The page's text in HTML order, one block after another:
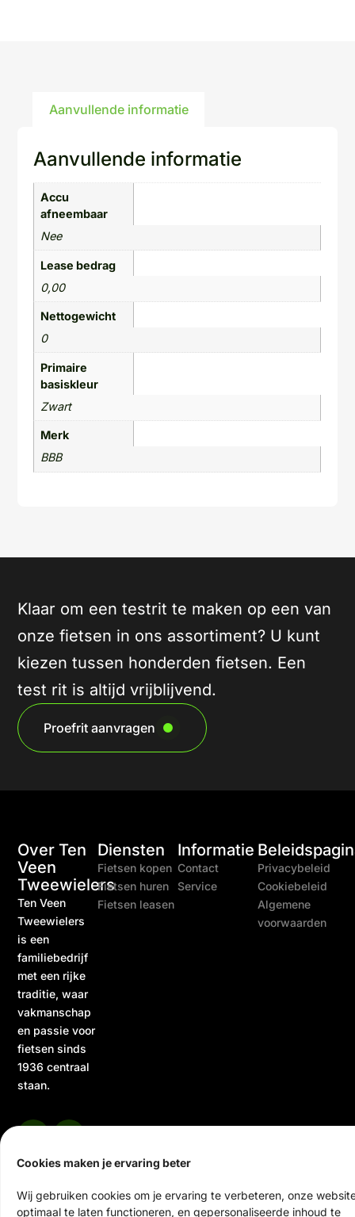
Cookies maken je ervaring beter
Wij gebruiken cookies om je ervaring te verbeteren, onze
optimaal te laten functioneren, en gepersonaliseerde inhoud te
Aanvullende informatie
Aanvullende informatie
Accu
afneembaar
Nee
Lease bedrag
0,00
Nettogewicht
0
Primaire
basiskleur
Zwart
Merk
BBB
Klaar om een testrit te maken op een van
onze fietsen in ons assortiment? U kunt
kiezen tussen honderden fietsen. Een
test rit is altijd vrijblijvend.
Proefrit aanvragen
Over Ten
Veen
Tweewielers
Ten Veen
Tweewielers
is een
familiebedrijf
met een rijke
traditie, waar
vakmanschap
en passie voor
fietsen sinds
1936 centraal
staan.
Diensten
Fietsen kopen
Fietsen huren
Fietsen leasen
Informatie
Contact
Service
Privacybeleid
Cookiebeleid
Algemene
voorwaarden